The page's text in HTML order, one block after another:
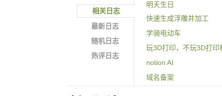
相关日志
最新日志
随机日志
热评日志
明天生日
快速生成浮雕并加工
学骑电动车
玩3D打印，不玩3D打印
notion AI
域名备案